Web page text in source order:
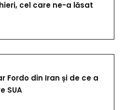
cel care ne-a lăsat
Fordo din Iran și de ce a
SUA